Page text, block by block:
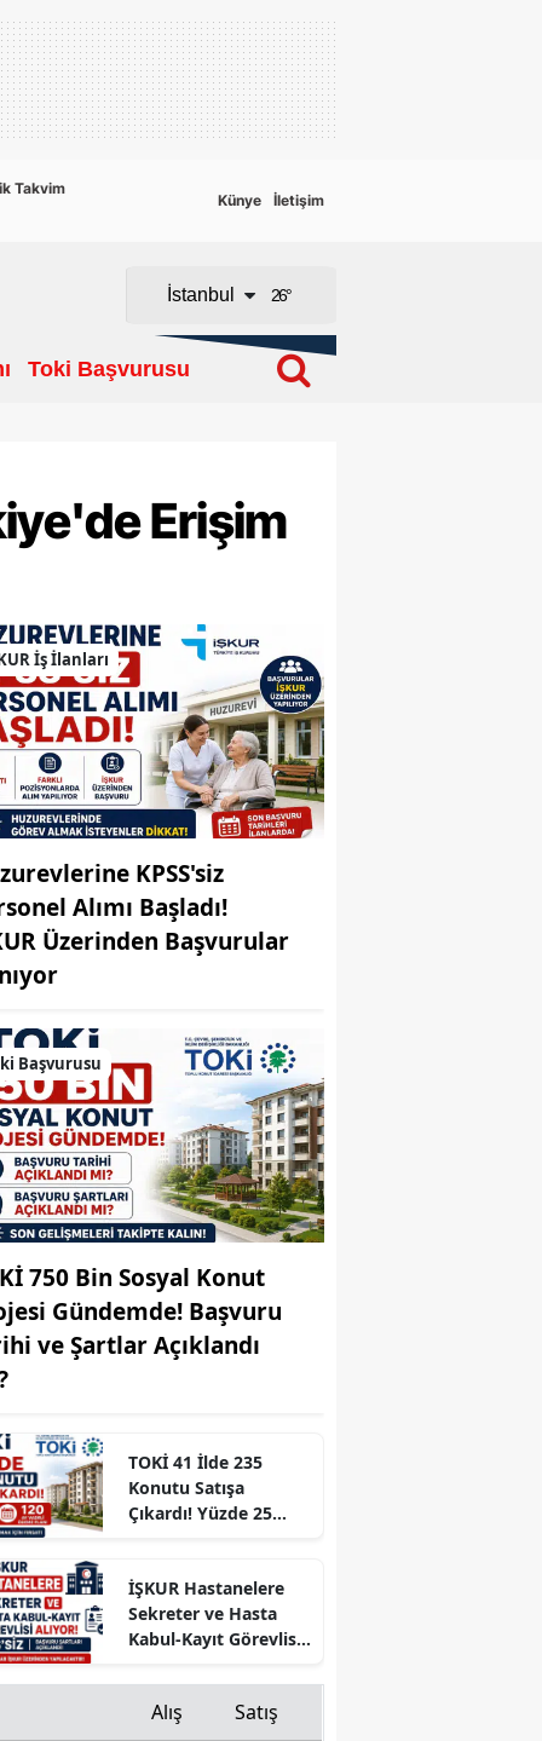
Takvim
Künye İletişim
İstanbul
Adana
Adıyaman
Balıkesir
Bitlis
Bolu
Burdur
Bursa
Çanakkale
Çankırı
Diyarbakır
Edirne
Elazığ
Erzincan
Eskişehir
Gaziantep
Gümüşhane
Hakkari
Isparta
İstanbul
26°
Toki Başvurusu
Erişim
İş İlanları
KPSS'siz
Alımı Başladı!
Üzerinden Başvurular
Başvurusu
750 Bin Sosyal Konut
Gündemde! Başvuru
ve Şartlar Açıklandı
TOKİ 41 İlde 235
Konutu Satışa
Çıkardı! Yüzde 25
İŞKUR Hastanelere
Sekreter ve Hasta
Kabul-Kayıt Görevlisi
Başvuru Şartları
Açıklandı
Alış Satış